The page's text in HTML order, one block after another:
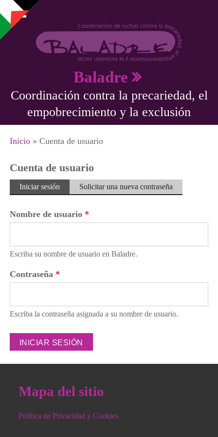
Pasar al contenido principal
Baladre
Coordinación contra la precariedad, el
empobrecimiento y la exclusión
Se encuentra usted aquí
Inicio » Cuenta de usuario
Cuenta de usuario
Solapas principales
Iniciar sesión (solapaSolicitar una nueva contraseña
Nombre de usuario *
Escriba su nombre de usuario en Baladre.
Contraseña *
Escriba la contraseña asignada a su nombre de usuario.
Mapa del sitio
Política de Privacidad y Cookies